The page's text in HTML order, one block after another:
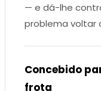
— e dá-lhe
problema voltar
Concebido
frota